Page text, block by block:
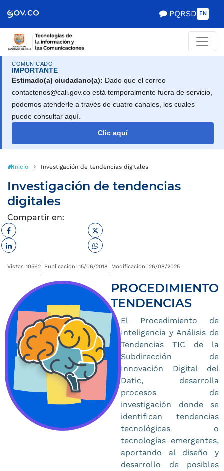
de Gobierno
PQRSD EN
COMUNICADO
IMPORTANTE
Estimado(a) ciudadano(a): Dado que el correo
contactenos@cali.gov.co está temporalmente fuera de servicio,
podemos atenderle a través de cuatro canales, los cuales
puede consultar aquí.
Clic aquí
Inicio Investigación de tendencias digitales
Investigación de tendencias
digitales
Compartir en:
Facebook
Twitter
Linkedin
Whatsapp
Vistas 10562 Publicación: 15/06/2018 Modificación: 26/08/2025
PROCEDIMIENTO
TENDENCIAS
El Procedimiento de
Inteligencia y Análisis de
Tendencias TIC de la
Subdirección de
Innovación Digital del
Datic, desarrolla
procesos de
investigación donde se
identifican tendencias
tecnológicas o
tecnologías emergentes,
aportando al diseño y
desarrollo de posibles